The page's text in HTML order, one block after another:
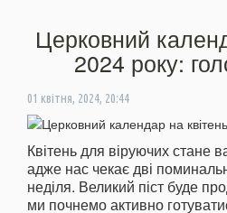
Церковний
2024 року:
01 квітня, 2024, 20:44
Квітень для віруючих стане
адже нас чекає дві
неділя. Великий піст буде
ми почнемо активно